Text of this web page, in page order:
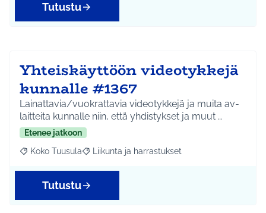
Tutustu
Yhteiskäyttöön videotykkejä
kunnalle #1367
Lainattavia/vuokrattavia videotykkejä ja muita av-
laitteita kunnalle niin, että yhdistykset ja muut …
Etenee jatkoon
Rajaa tulokset aihepiirin mukaan: Koko Tuusula
Koko Tuusula Rajaa tulokset teeman mukaan: Liikunta ja
Liikunta ja harrastukset
Tutustu